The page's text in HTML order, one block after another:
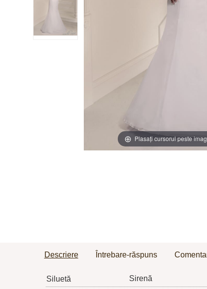
Plasați cursorul peste
Descriere Întrebare-răspuns
Siluetă
Sirenă